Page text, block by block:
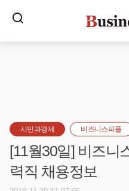
시민과경제 비즈니스피플
[11월30일] 비즈니
력직 채용정보